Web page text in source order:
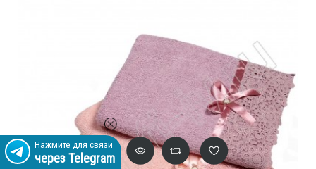
Нажмите для связи
через Telegram